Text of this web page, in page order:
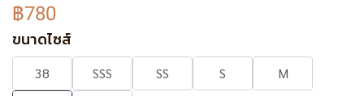
฿780
ขนาดไซส์
38 SSS SS S
M